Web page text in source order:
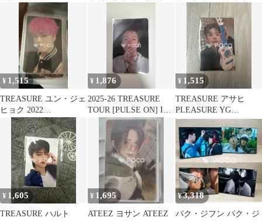
TREASURE PHOTO
WELCOME BOOK
¥ 1,515
TREASURE ユン・ジェ
ヒョク 2022
TREASURE TOUR
[HELLO] in SEOUL ア
ルバムブース
¥ 1,876
2025-26 TREASURE
TOUR [PULSE ON] IN
SEOUL フォトカードコ
レクトブック
¥ 1,515
TREASURE アサヒ
PLEASURE YG
SELECT
¥ 1,605
TREASURE ハルト
¥ 1,695
ATEEZ ヨサン ATEEZ
¥3,318
パク・ジフン パク・ジ